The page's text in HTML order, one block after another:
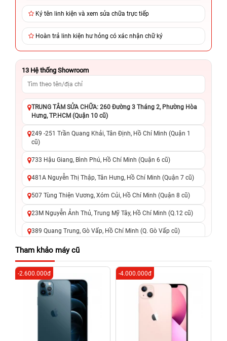
Ký tên linh kiện và xem sửa chữa trực tiếp
Hoàn trả linh kiện hư hỏng có xác nhận chữ ký
13 Hệ thống Showroom
TRUNG TÂM SỬA CHỮA: 260 Đường 3 Tháng 2, Phường Hòa
Hưng, TP.HCM (Quận 10 cũ)
249 -251 Trần Quang Khải, Tân Định, Hồ Chí Minh (Quận 1
cũ)
733 Hậu Giang, Bình Phú, Hồ Chí Minh (Quận 6 cũ)
481A Nguyễn Thị Thập, Tân Hưng, Hồ Chí Minh (Quận 7 cũ)
507 Tùng Thiện Vương, Xóm Củi, Hồ Chí Minh (Quận 8 cũ)
23M Nguyễn Ảnh Thủ, Trung Mỹ Tây, Hồ Chí Minh (Q.12 cũ)
389 Quang Trung, Gò Vấp, Hồ Chí Minh (Q. Gò Vấp cũ)
625 - 625A Âu Cơ, Tân Phú, Hồ Chí Minh (Quận Tân Phú cũ)
326 Lê Văn Việt, Tăng Nhơn Phú, Hồ Chí Minh (Q.9 TP. Thủ
Đức cũ)
256 Võ Văn Ngân, Thủ Đức, Hồ Chí Minh (Bình Thọ, TP. Thủ
70 Nguyễn An Ninh, Dĩ An, Hồ Chí Minh (Bình Dương Cũ)
24h Vũng Tàu: 162A Ba Cu, Vũng Tàu, Hồ Chí Minh (TP. Vũng
Tham khảo máy cũ
-2.600.000đ -4.000.000đ